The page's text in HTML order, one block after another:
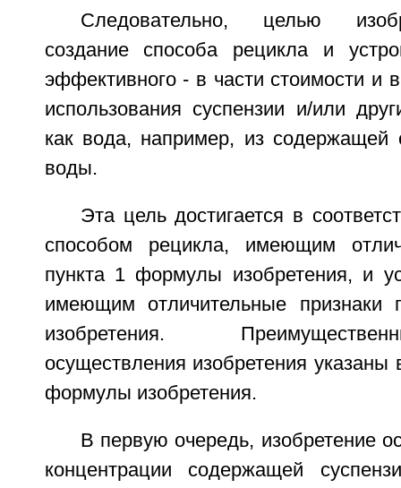
Следовательно, целью
создание способа рецикла и
эффективного - в части стоимости и
использования суспензии и/или
как вода, например, из содержащей
воды.
Эта цель достигается в
способом рецикла, имеющим
пункта 1 формулы изобретения, и
имеющим отличительные признаки
изобретения.
осуществления изобретения указаны
формулы изобретения.
В первую очередь, изобретение
концентрации содержащей